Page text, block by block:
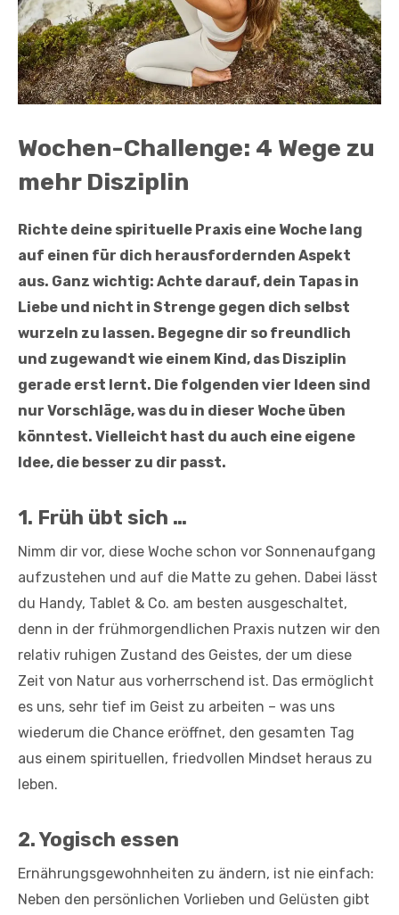
Wochen-Challenge: 4 Wege zu
mehr Disziplin
Richte deine spirituelle Praxis eine Woche lang
auf einen für dich herausfordernden Aspekt
aus. Ganz wichtig: Achte darauf, dein Tapas in
Liebe und nicht in Strenge gegen dich selbst
wurzeln zu lassen. Begegne dir so freundlich
und zugewandt wie einem Kind, das Disziplin
gerade erst lernt. Die folgenden vier Ideen sind
nur Vorschläge, was du in dieser Woche üben
könntest. Vielleicht hast du auch eine eigene
Idee, die besser zu dir passt.
1. Früh übt sich …
Nimm dir vor, diese Woche schon vor Sonnenaufgang
aufzustehen und auf die Matte zu gehen. Dabei lässt
du Handy, Tablet & Co. am besten ausgeschaltet,
denn in der frühmorgendlichen Praxis nutzen wir den
relativ ruhigen Zustand des Geistes, der um diese
Zeit von Natur aus vorherrschend ist. Das ermöglicht
es uns, sehr tief im Geist zu arbeiten – was uns
wiederum die Chance eröffnet, den gesamten Tag
aus einem spirituellen, friedvollen Mindset heraus zu
leben.
2. Yogisch essen
Ernährungsgewohnheiten zu ändern, ist nie einfach:
Neben den persönlichen Vorlieben und Gelüsten gibt